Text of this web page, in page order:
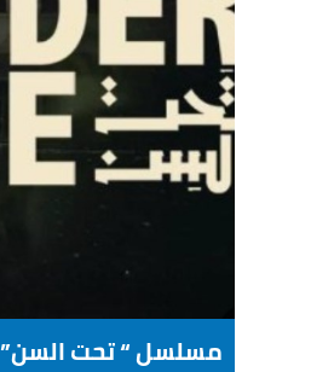
مسلسل “ تحت السن”